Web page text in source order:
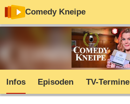
Comedy Kneipe
Infos Episoden TV-Termine